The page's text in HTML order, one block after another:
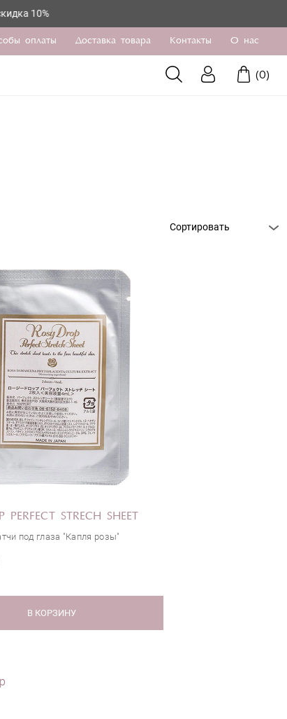
оплаты Доставка товара Контакты О нас
(0)
Сортировать
PERFECT STRECH SHEET
под глаза "Капля розы"
В КОРЗИНУ